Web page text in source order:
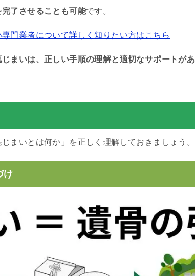
了させることも可能です。
門業者について詳しく知りたい方はこちら
まいは、正しい手順の理解と適切なサポートが
まいとは何か」を正しく理解しておきましょう。
け